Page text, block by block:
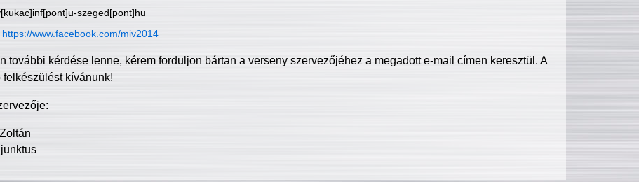
szeged[pont]hu
https://www.facebook.com/miv2014
további kérdése lenne, kérem forduljon bártan a verseny szervezőjéhez a megadott e-mail címen keresztül. A
felkészülést kívánunk!